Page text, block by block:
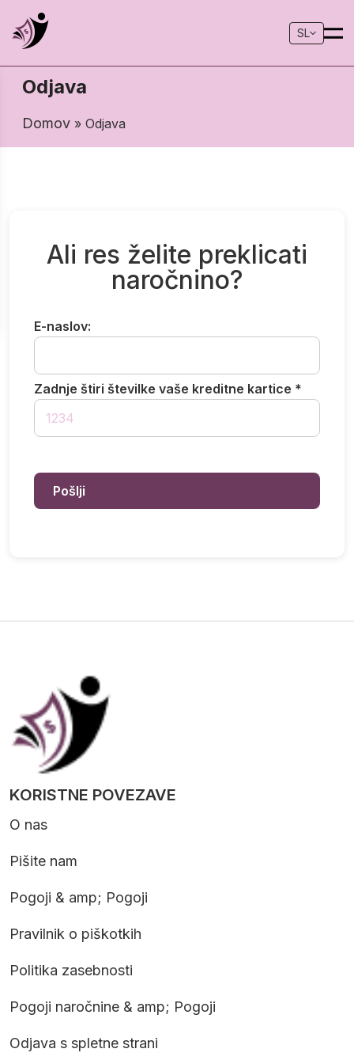
SL
Odjava
Domov » Odjava
Ali res želite preklicati
naročnino?
E-naslov:
Zadnje štiri številke vaše kreditne kartice *
KORISTNE POVEZAVE
O nas
Pišite nam
Pogoji & amp; Pogoji
Pravilnik o piškotkih
Politika zasebnosti
Pogoji naročnine & amp; Pogoji
Odjava s spletne strani